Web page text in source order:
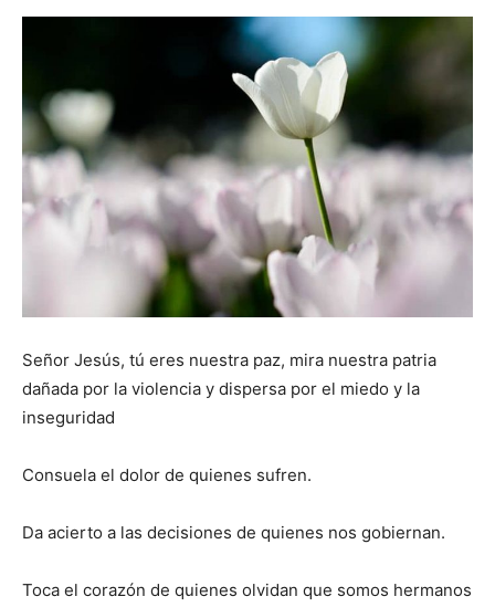
Señor Jesús, tú eres nuestra paz, mira nuestra patria
dañada por la violencia y dispersa por el miedo y la
inseguridad
Consuela el dolor de quienes sufren.
Da acierto a las decisiones de quienes nos gobiernan.
Toca el corazón de quienes olvidan que somos hermanos